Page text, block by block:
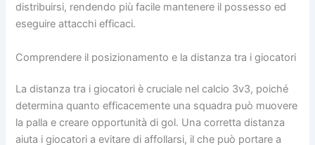
distribuirsi, rendendo più facile mantenere il possesso ed
eseguire attacchi efficaci.
Comprendere il posizionamento e la distanza tra i giocatori
La distanza tra i giocatori è cruciale nel calcio 3v3, poiché
determina quanto efficacemente una squadra può muovere
la palla e creare opportunità di gol. Una corretta distanza
aiuta i giocatori a evitare di affollarsi, il che può portare a